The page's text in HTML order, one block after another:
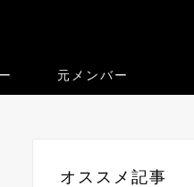
元メンバー
オススメ記事